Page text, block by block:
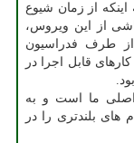
اینکه از زمان شیوع
از این ویروس،
طرف فدراسیون
قابل اجرا در
ما است و به
های بلندتری را در